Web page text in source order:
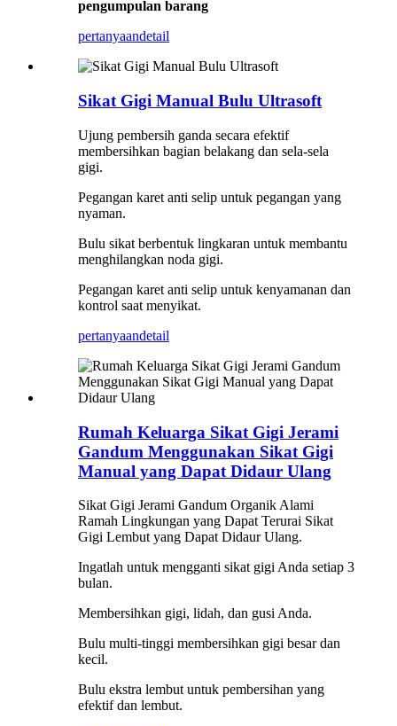
pengumpulan barang
pertanyaandetail
Sikat Gigi Manual Bulu Ultrasoft
Ujung pembersih ganda secara efektif
membersihkan bagian belakang dan sela-sela
gigi.
Pegangan karet anti selip untuk pegangan yang
nyaman.
Bulu sikat berbentuk lingkaran untuk membantu
menghilangkan noda gigi.
Pegangan karet anti selip untuk kenyamanan dan
kontrol saat menyikat.
pertanyaandetail
Rumah Keluarga Sikat Gigi Jerami
Gandum Menggunakan Sikat Gigi
Manual yang Dapat Didaur Ulang
Sikat Gigi Jerami Gandum Organik Alami
Ramah Lingkungan yang Dapat Terurai Sikat
Gigi Lembut yang Dapat Didaur Ulang.
Ingatlah untuk mengganti sikat gigi Anda setiap 3
bulan.
Membersihkan gigi, lidah, dan gusi Anda.
Bulu multi-tinggi membersihkan gigi besar dan
kecil.
Bulu ekstra lembut untuk pembersihan yang
efektif dan lembut.